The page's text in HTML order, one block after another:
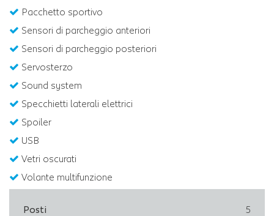
Pacchetto sportivo
Sensori di parcheggio anteriori
Sensori di parcheggio posteriori
Servosterzo
Sound system
Specchietti laterali elettrici
Spoiler
USB
Vetri oscurati
Volante multifunzione
Posti 5